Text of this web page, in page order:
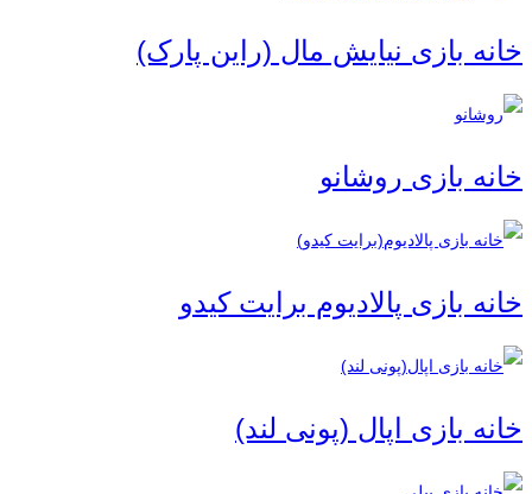
خانه بازی نیایش مال (راین پارک)
خانه بازی روشانو
خانه بازی پالادیوم برایت کیدو
خانه بازی اپال (پونی لند)